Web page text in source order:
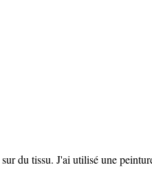
du tissu. J'ai utilisé une